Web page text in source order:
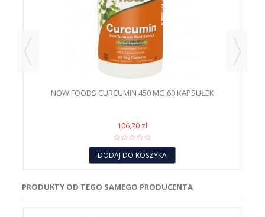
NOW FOODS CURCUMIN 450 MG 60 KAPSUŁEK
106,20 zł
DODAJ DO KOSZYKA
PRODUKTY OD TEGO SAMEGO PRODUCENTA